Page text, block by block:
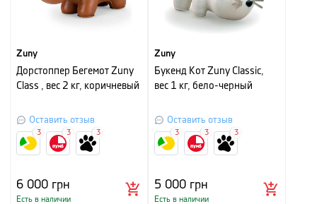
Zuny
Дорстоппер Бегемот Zuny
Class , вес 2 кг, коричневый
Оставить отзыв
6 000 грн
Есть в наличии
3 3 3
Zuny
Букенд Кот Zuny Classic,
вес 1 кг, бело-черный
Оставить отзыв
5 000 грн
Есть в наличии
3 3 3